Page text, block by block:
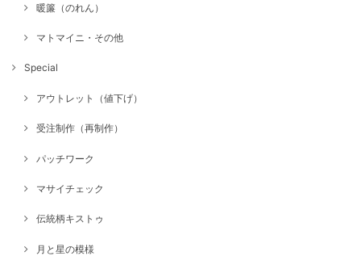
暖簾（のれん）
マトマイニ・その他
Special
アウトレット（値下げ）
受注制作（再制作）
パッチワーク
マサイチェック
伝統柄キストゥ
月と星の模様